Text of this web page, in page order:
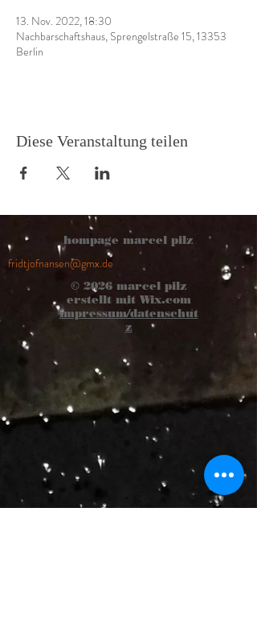
13. Nov. 2022, 18:30
Nachbarschaftshaus, Sprengelstraße 15, 13353
Berlin
Diese Veranstaltung teilen
hompage marcel pilz
fridtjofnansen@gmx.de
© 2026marcel pilz
erstellt mit Wix.com
impressum/datenschut
z